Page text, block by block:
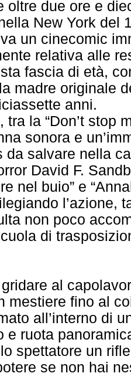
oltre due ore e
New York del
un cinecomic
relativa alle
fascia di età,
madre originale
anni.
la “Don’t stop
sonora e
da salvare nella
David F.
nel buio” e
l’azione,
non poco
di
al
mestiere fino al
all’interno di
e ruota
spettatore un
se non hai